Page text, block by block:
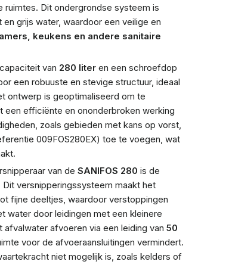
Dit ondergrondse systeem is
grijs water, waardoor een veilige en
keukens en andere sanitaire
van 280 liter en een schroefdop
een robuuste en stevige structuur, ideaal
ontwerp is geoptimaliseerd om te
efficiënte en ononderbroken werking
zoals gebieden met kans op vorst,
009FOS280EX) toe te voegen, wat
van de SANIFOS 280 is de
Dit versnipperingssysteem maakt het
fijne deeltjes, waardoor verstoppingen
water door leidingen met een kleinere
afvalwater afvoeren via een leiding van 50
voor de afvoeraansluitingen vermindert.
niet mogelijk is, zoals kelders of